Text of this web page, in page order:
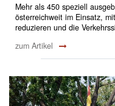
Mehr als 450 speziell
österreichweit im Einsatz,
reduzieren und die
zum Artikel